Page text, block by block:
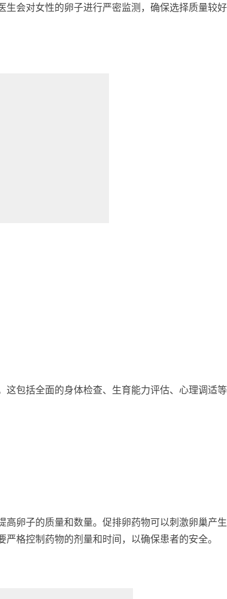
会对女性的卵子进行严密监测，确保选择质量较
包括全面的身体检查、生育能力评估、心理调适
卵子的质量和数量。促排卵药物可以刺激卵巢产
格控制药物的剂量和时间，以确保患者的安全。